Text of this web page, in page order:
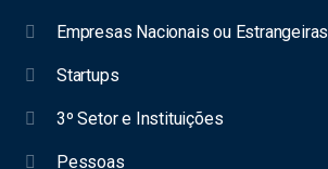
Empresas Nacionais ou Estrangeiras
Startups
3º Setor e Instituições
Pessoas